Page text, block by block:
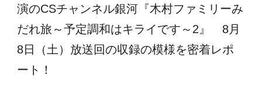
演のCSチャンネル銀河『木村ファミリーみ
だれ旅～予定調和はキライです～2』 8月
8日（土）放送回の収録の模様を密着レポ
ート！